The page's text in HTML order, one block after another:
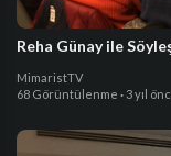
Reha Günay ile
MimaristTV
68 Görüntülenme · 3 yıl